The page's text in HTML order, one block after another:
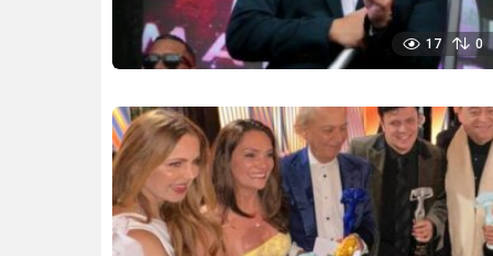
17 0